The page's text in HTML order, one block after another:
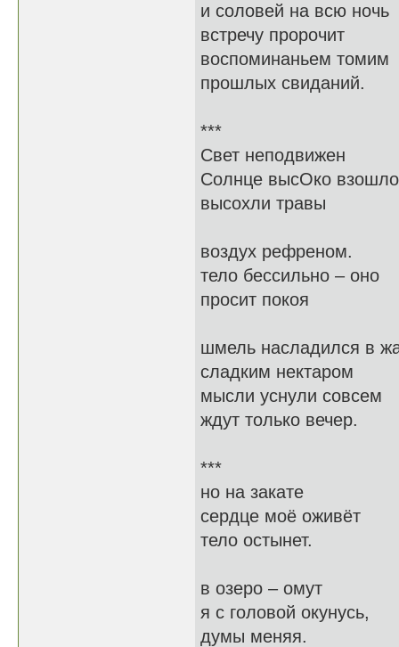
и соловей на всю ночь
встречу пророчит
воспоминаньем томим
прошлых свиданий.
***
Свет неподвижен
Солнце высОко взошло
высохли травы
воздух рефреном.
тело бессильно – оно
просит покоя
шмель насладился в
сладким нектаром
мысли уснули совсем
ждут только вечер.
***
но на закате
сердце моё оживёт
тело остынет.
в озеро – омут
я с головой окунусь,
думы меняя.